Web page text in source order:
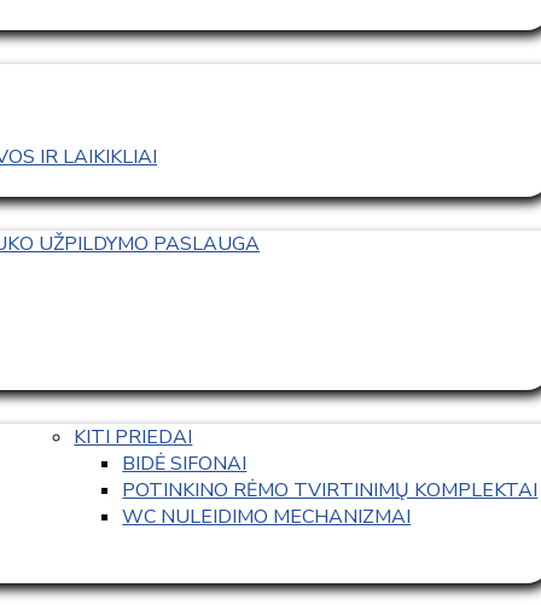
IR LAIKIKLIAI
UŽPILDYMO PASLAUGA
KITI PRIEDAI
BIDĖ SIFONAI
POTINKINO RĖMO TVIRTINIMŲ KOMPLEKTAI
WC NULEIDIMO MECHANIZMAI